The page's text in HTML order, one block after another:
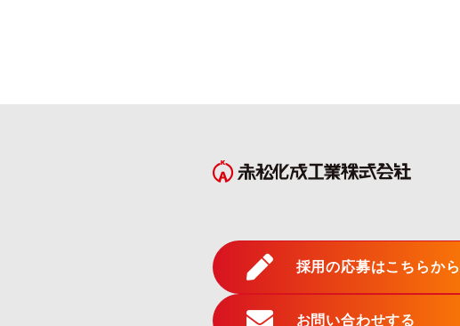
採用の応募はこちらから
お問い合わせする